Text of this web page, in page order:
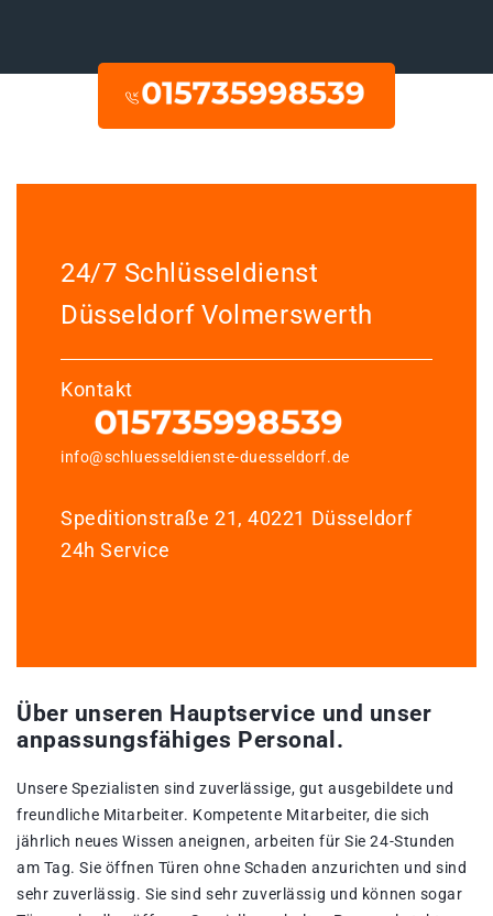
24/7 Schlüsseldienst
Düsseldorf Volmerswerth
Kontakt
info@schluesseldienste-duesseldorf.de
Speditionstraße 21, 40221 Düsseldorf
24h Service
Über unseren Hauptservice und unser
anpassungsfähiges Personal.
Unsere Spezialisten sind zuverlässige, gut ausgebildete und
freundliche Mitarbeiter. Kompetente Mitarbeiter, die sich
jährlich neues Wissen aneignen, arbeiten für Sie 24-Stunden
am Tag. Sie öffnen Türen ohne Schaden anzurichten und sind
sehr zuverlässig. Sie sind sehr zuverlässig und können sogar